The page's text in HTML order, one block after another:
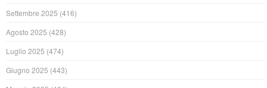
Settembre 2025 (416)
Agosto 2025 (428)
Luglio 2025 (474)
Giugno 2025 (443)